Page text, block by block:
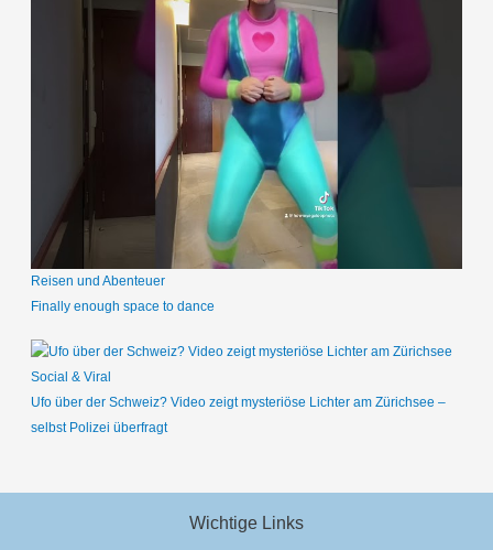
Reisen und Abenteuer
Finally enough space to dance
Social & Viral
Ufo über der Schweiz? Video zeigt mysteriöse Lichter am Zürichsee –
selbst Polizei überfragt
Wichtige Links